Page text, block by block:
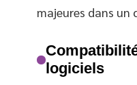
majeures dans
logiciels